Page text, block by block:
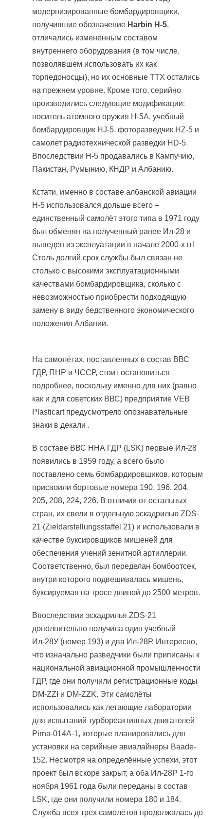
модернизированные бомбардировщики,
получившие обозначение Harbin H-5,
отличались измененным составом
внутреннего оборудования (в том числе,
позволявшем использовать их как
торпедоносцы), но их основные ТТХ остались
на прежнем уровне. Кроме того, серийно
производились следующие модификации:
носитель атомного оружия Н-5А, учебный
бомбардировщик HJ-5, фоторазведчик HZ-5 и
самолет радиотехнической разведки HD-5.
Впоследствии H-5 продавались в Кампучию,
Пакистан, Румынию, КНДР и Албанию.
Кстати, именно в составе албанской авиации
Н-5 использовался дольше всего –
единственный самолёт этого типа в 1971 году
был обменян на полученный ранее Ил-28 и
выведен из эксплуатации в начале 2000-х гг!
Столь долгий срок службы был связан не
столько с высокими эксплуатационными
качествами бомбардировщика, сколько с
невозможностью приобрести подходящую
замену в виду бедственного экономического
положения Албании.
На самолётах, поставленных в состав ВВС
ГДР, ПНР и ЧССР, стоит остановиться
подробнее, поскольку именно для них (равно
как и для советских ВВС) предприятие VEB
Plasticart предусмотрело опознавательные
знаки в декали .
В составе ВВС ННА ГДР (LSK) первые Ил-28
появились в 1959 году, а всего было
поставлено семь бомбардировщиков, которым
присвоили бортовые номера 190, 196, 204,
205, 208, 224, 226. В отличии от остальных
стран, их свели в отдельную эскадрилью ZDS-
21 (Zieldarstellungsstaffel 21) и использовали в
качестве буксировщиков мишеней для
обеспечения учений зенитной артиллерии.
Соответственно, был переделан бомбоотсек,
внутри которого подвешивалась мишень,
буксируемая на тросе длиной до 2500 метров.
Впоследствии эскадрилья ZDS-21
дополнительно получила один учебный
Ил-28У (номер 193) и два Ил-28Р. Интересно,
что изначально разведчики были приписаны к
национальной авиационной промышленности
ГДР, где они получили регистрационные коды
DM-ZZI и DM-ZZK. Эти самолёты
использовались как летающие лаборатории
для испытаний турбореактивных двигателей
Pirna-014A-1, которые планировались для
установки на серийные авиалайнеры Baade-
152. Несмотря на определённые успехи, этот
проект был вскоре закрыт, а оба Ил-28Р 1-го
ноября 1961 года были переданы в состав
LSK, где они получили номера 180 и 184.
Служба всех трех самолётов продолжалась до